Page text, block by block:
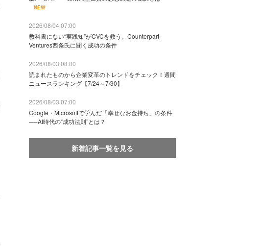
NEW
2026/08/04 07:00
教科書にない“実践知”がCVCを救う。Counterpart
Ventures西条氏に聞く成功の条件
2026/08/03 08:00
読まれたものから企業変革のトレンドをチェック！週間
ニュースランキング【7/24～7/30】
2026/08/03 07:00
Google・Microsoftで学んだ「幸せなお金持ち」の条件
──AI時代の“成功法則”とは？
新着記事一覧を見る